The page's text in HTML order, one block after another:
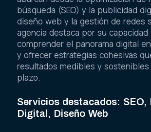
búsqueda (SEO) y la publicidad
diseño web y la gestión de redes
agencia destaca por su capacidad
comprender el panorama digital
y ofrecer estrategias cohesivas
resultados medibles y sostenibles
plazo.
Servicios destacados: SEO,
Digital, Diseño Web